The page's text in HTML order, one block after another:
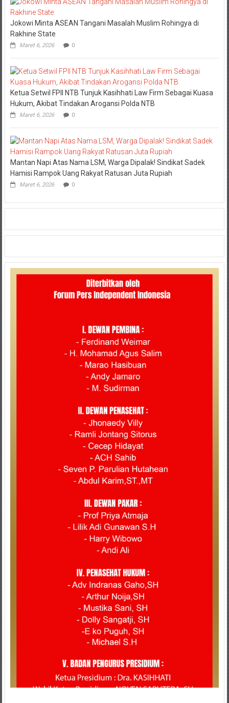
Jokowi Minta ASEAN Tangani Masalah Muslim Rohingya di
Rakhine State
Maret 6, 2026 0
Ketua Setwil FPII NTB Tunjuk Kasihhati Law Firm Sebagai Kuasa
Hukum, Akibat Tindakan Arogansi Polda NTB
Maret 6, 2026 0
Mantan Napi Atas Nama LSM, Warga Dipalak! Sindikat Sadek
Hamisi Rampok Uang Rakyat Ratusan Juta Rupiah
Maret 6, 2026 0